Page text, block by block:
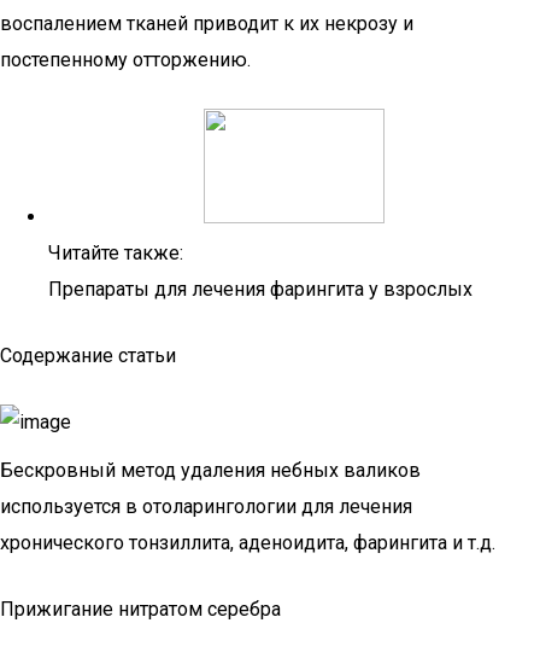
воспалением тканей приводит к их некрозу и
постепенному отторжению.
Читайте также:
Препараты для лечения фарингита у взрослых
Содержание статьи
Бескровный метод удаления небных валиков
используется в отоларингологии для лечения
хронического тонзиллита, аденоидита, фарингита и т.д.
Прижигание нитратом серебра